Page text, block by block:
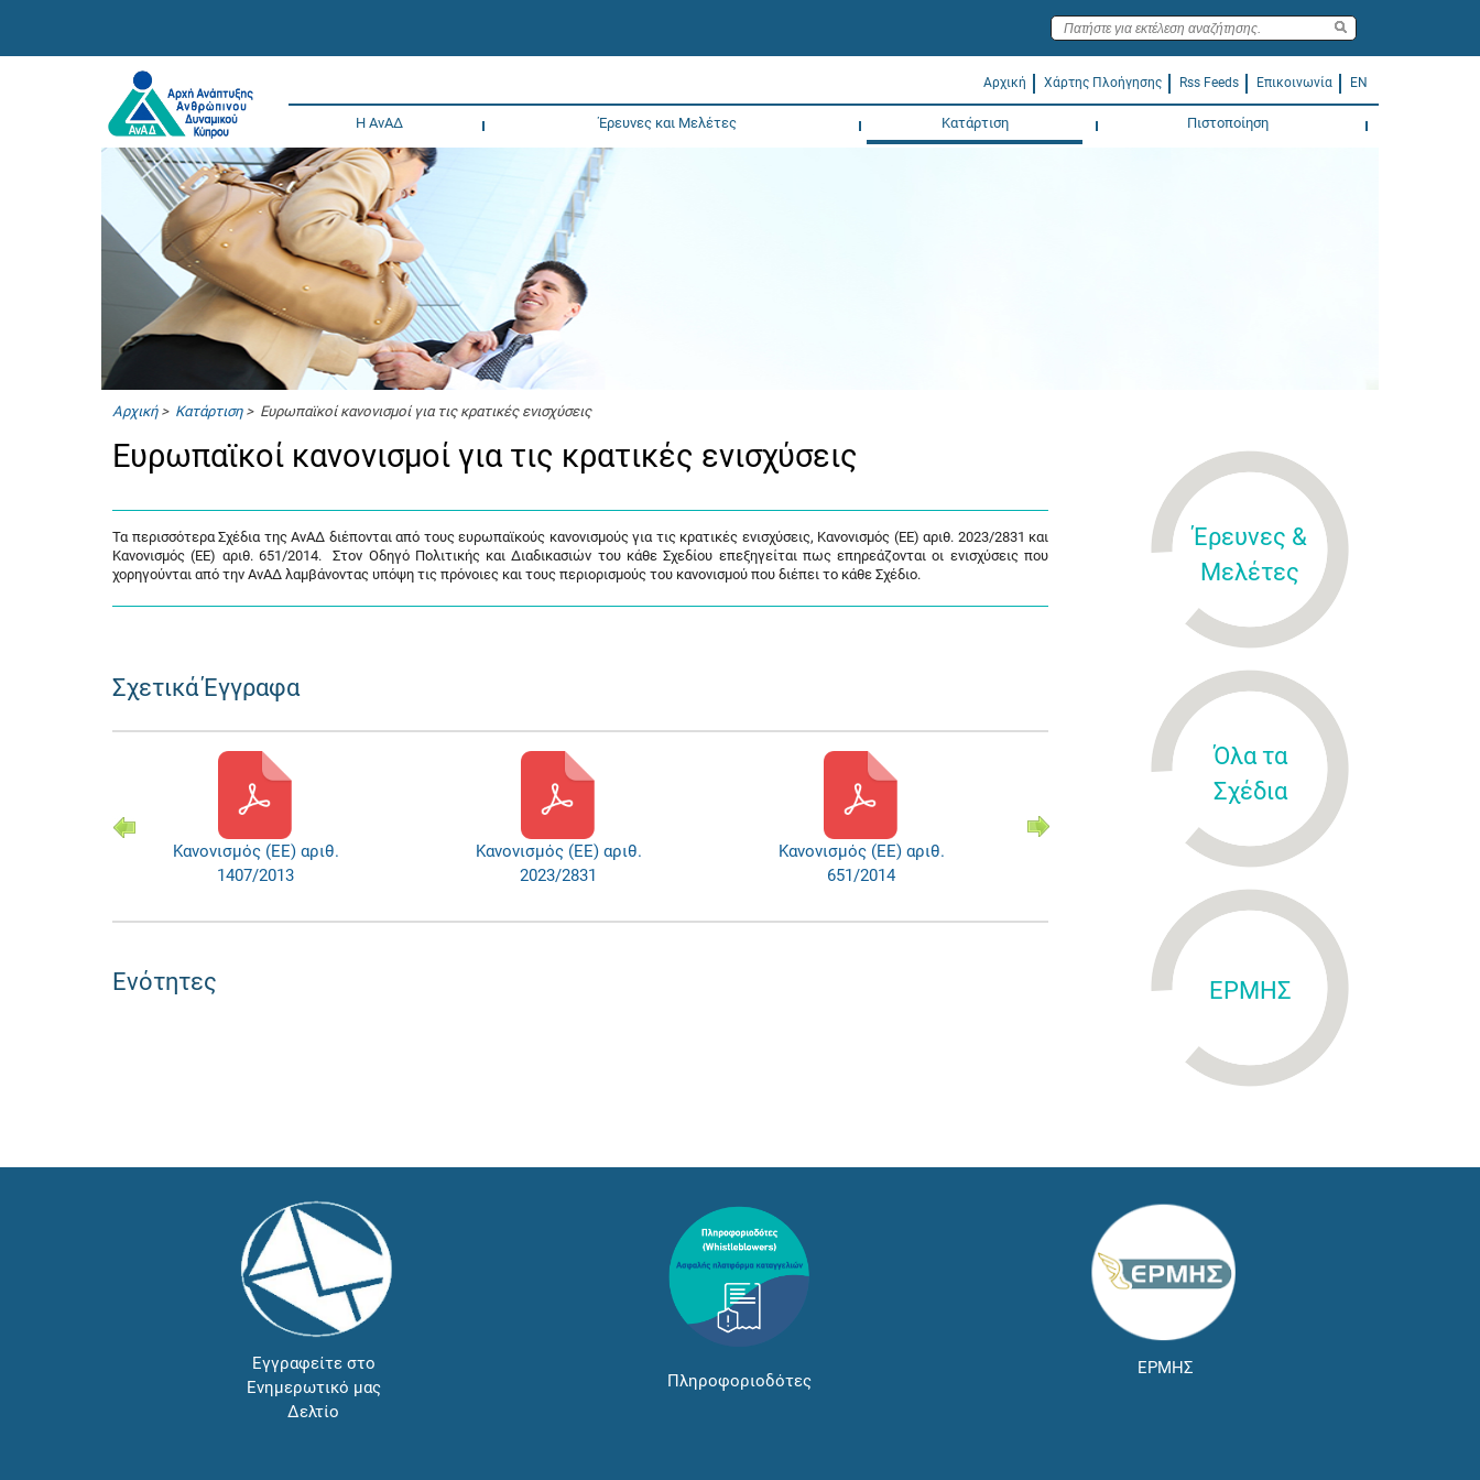
Αρχική Χάρτης Πλοήγησης Rss Feeds Επικοινωνία EN
Η ΑνΑΔ Έρευνες και Μελέτες Κατάρτιση Πιστοποίηση
Αρχική> Κατάρτιση> Ευρωπαϊκοί κανονισμοί για τις κρατικές ενισχύσεις
Ευρωπαϊκοί κανονισμοί για τις κρατικές ενισχύσεις
Τα περισσότερα Σχέδια της ΑνΑΔ διέπονται από τους ευρωπαϊκούς κανονισμούς για τις κρατικές ενισχύσεις, Κανονισμός (ΕΕ) αριθ. 2023/2831 και
Κανονισμός (ΕΕ) αριθ. 651/2014. Στον Οδηγό Πολιτικής και Διαδικασιών του κάθε Σχεδίου επεξηγείται πως επηρεάζονται οι ενισχύσεις που
χορηγούνται από την ΑνΑΔ λαμβάνοντας υπόψη τις πρόνοιες και τους περιορισμούς του κανονισμού που διέπει το κάθε Σχέδιο.
Σχετικά Έγγραφα
Κανονισμός (ΕΕ) αριθ.
1407/2013
Κανονισμός (ΕΕ) αριθ.
2023/2831
Κανονισμός (ΕΕ) αριθ.
651/2014
Κανονισμός (ΕΕ) αριθ.
Ενότητες
Έρευνες &
Μελέτες
Όλα τα
Σχέδια
ΕΡΜΗΣ
Εγγραφείτε στο
Ενημερωτικό μας
Δελτίο
Πληροφοριοδότες
ΕΡΜΗΣ